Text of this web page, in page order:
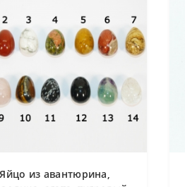
Яйцо из авантюрина,